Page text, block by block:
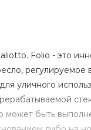
Folio - это
регулируемое
уличного
может быть